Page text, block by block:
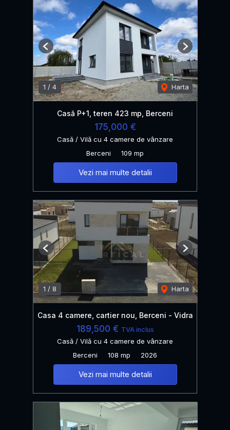
1 / 4 Harta
Previous Next
Casă P+1, teren 423 mp, Berceni
175,000 €
Casă / Vilă cu 4 camere de vânzare
Berceni
109 mp
Vezi mai multe detalii
1 / 8 Harta
Previous Next
Casa 4 camere, cartier nou, Berceni - Vidra
189,500 € TVA inclus
Casă / Vilă cu 4 camere de vânzare
Berceni
108 mp 2026
Vezi mai multe detalii